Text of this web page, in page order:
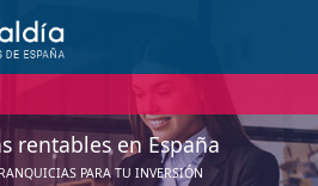
rentables en España
PARA TU INVERSIÓN